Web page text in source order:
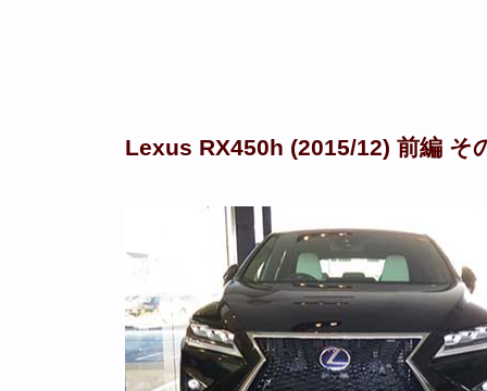
Lexus RX450h (2015/12) 前編 そ